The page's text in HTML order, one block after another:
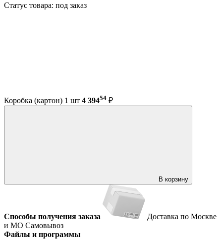
Статус товара: под заказ
Коробка (картон) 1 шт 4 39454 ₽
В корзину
Способы получения заказа
Доставка по Москве
и МО Самовывоз
Файлы и программы